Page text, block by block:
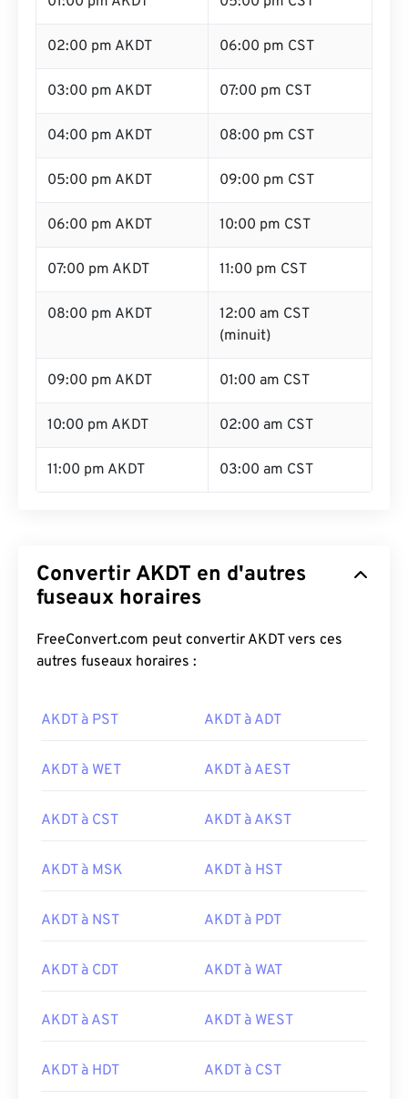
02:00 pm AKDT 06:00 pm CST
03:00 pm AKDT 07:00 pm CST
04:00 pm AKDT 08:00 pm CST
05:00 pm AKDT 09:00 pm CST
06:00 pm AKDT 10:00 pm CST
07:00 pm AKDT 11:00 pm CST
08:00 pm AKDT
12:00 am CST
(minuit)
09:00 pm AKDT 01:00 am CST
10:00 pm AKDT 02:00 am CST
11:00 pm AKDT 03:00 am CST
Convertir AKDT en d'autres
fuseaux horaires
FreeConvert.com peut convertir AKDT vers ces
autres fuseaux horaires :
AKDT à PST AKDT à ADT
AKDT à WET AKDT à AEST
AKDT à CST AKDT à AKST
AKDT à MSK AKDT à HST
AKDT à NST AKDT à PDT
AKDT à CDT AKDT à WAT
AKDT à AST AKDT à WEST
AKDT à HDT AKDT à CST